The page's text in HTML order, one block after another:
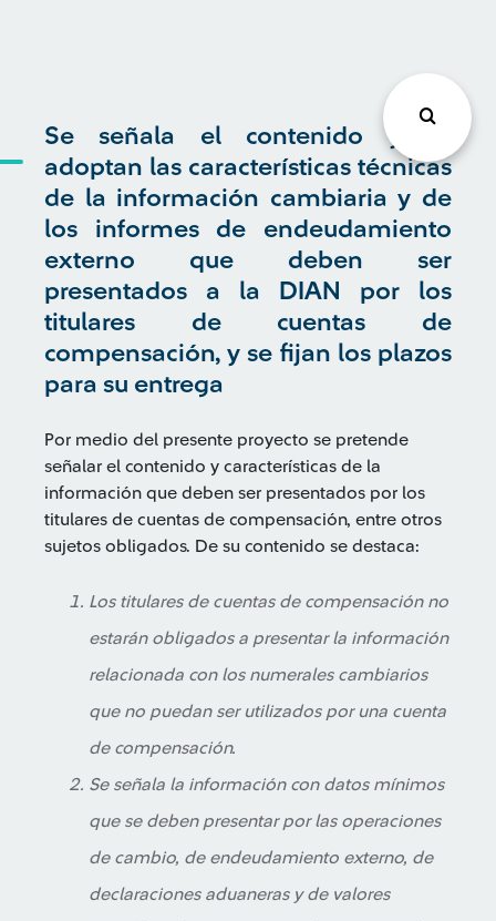
Se señala el contenido y se
adoptan las características técnicas
de la información cambiaria y de
los informes de endeudamiento
externo que deben ser
presentados a la DIAN por los
titulares de cuentas de
compensación, y se fijan los plazos
para su entrega
Por medio del presente proyecto se pretende
señalar el contenido y características de la
información que deben ser presentados por los
titulares de cuentas de compensación, entre otros
sujetos obligados. De su contenido se destaca:
Los titulares de cuentas de compensación no
estarán obligados a presentar la información
relacionada con los numerales cambiarios
que no puedan ser utilizados por una cuenta
de compensación.
Se señala la información con datos mínimos
que se deben presentar por las operaciones
de cambio, de endeudamiento externo, de
declaraciones aduaneras y de valores